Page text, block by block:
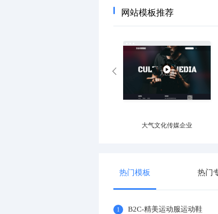
网站模板推荐
大气文化传媒企业
热门模板 热门
1 B2C-精美运动服运动鞋